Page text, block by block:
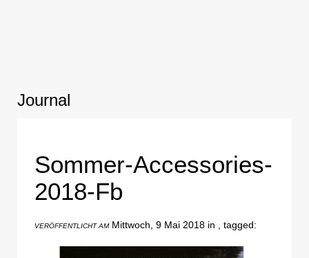
Journal
Sommer-Accessories-
2018-Fb
VERÖFFENTLICHT AMMittwoch, 9 Mai 2018 in , tagged: